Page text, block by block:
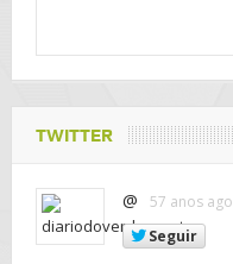
TWITTER
@
57 anos ago
Seguir